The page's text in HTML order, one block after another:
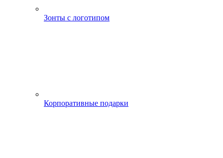
Зонты с логотипом
Корпоративные подарки